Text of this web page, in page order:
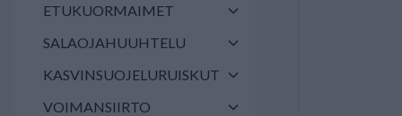
ETUKUORMAIMET
SALAOJAHUUHTELU
KASVINSUOJELURUISKUT
VOIMANSIIRTO